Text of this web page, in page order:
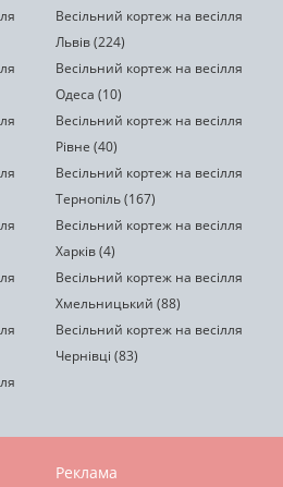
Весільний кортеж на весілля
Львів (224)
Весільний кортеж на весілля
Одеса (10)
Весільний кортеж на весілля
Рівне (40)
Весільний кортеж на весілля
Тернопіль (167)
Весільний кортеж на весілля
Харків (4)
Весільний кортеж на весілля
Хмельницький (88)
Весільний кортеж на весілля
Чернівці (83)
Реклама